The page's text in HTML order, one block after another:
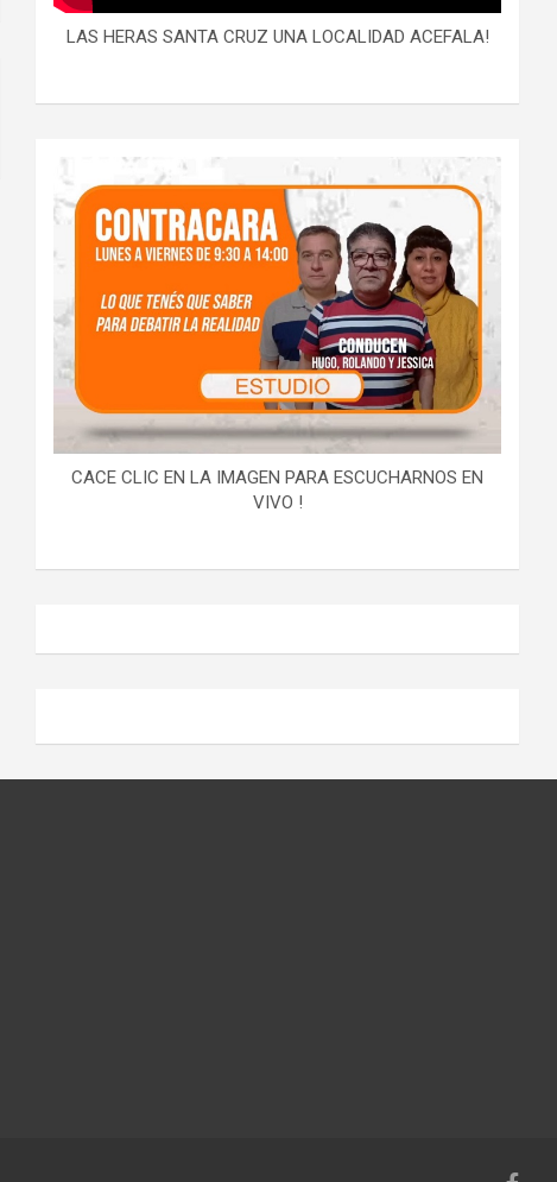
LAS HERAS SANTA CRUZ UNA LOCALIDAD ACEFALA!
CACE CLIC EN LA IMAGEN PARA ESCUCHARNOS EN
VIVO !